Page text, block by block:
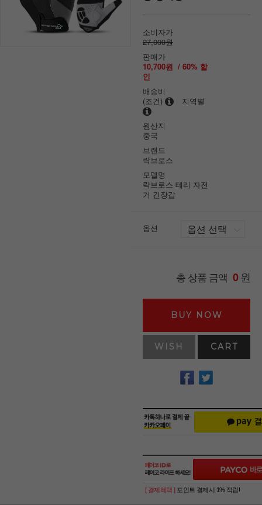
소비자가
27,000원
판매가
10,700원 / 60% 할
인
배송비
(조건)
지역별
원산지
중국
브랜드
락브로스
모델명
락브로스 테리 자전
거 긴장갑
옵션
총 상품 금액 0원
BUY NOW
WISH CART
[ 결제혜택 ] 포인트 결제시 1% 적립!